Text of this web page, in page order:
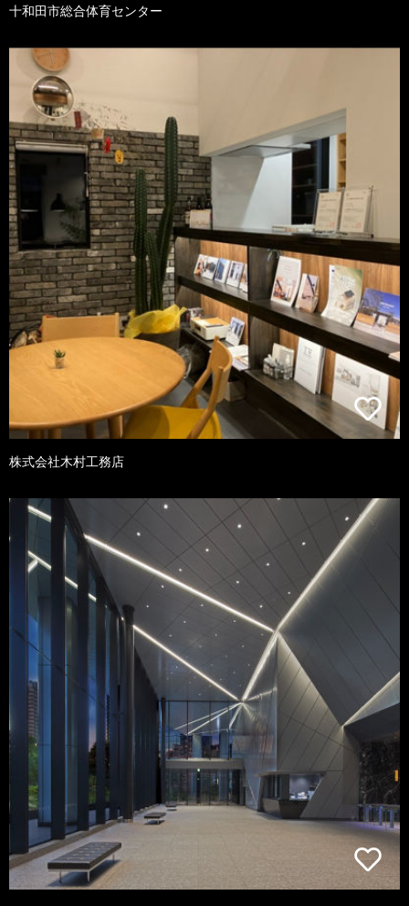
十和田市総合体育センター
株式会社木村工務店